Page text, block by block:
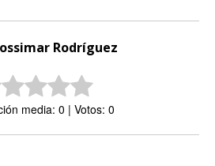
Rodríguez
media: 0 | Votos: 0